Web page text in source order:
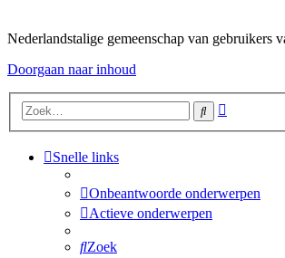
Nederlandstalige gemeenschap van
Doorgaan naar inhoud
Zoek
Snelle links
Onbeantwoorde onderwerpen
Actieve onderwerpen
Zoek